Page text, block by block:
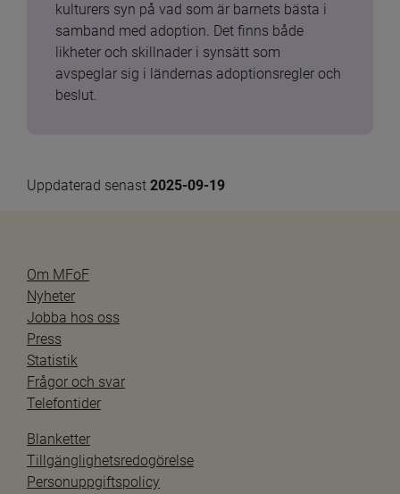
kulturers syn på vad som är barnets bästa i
samband med adoption. Det finns både
likheter och skillnader i synsätt som
avspeglar sig i ländernas adoptionsregler och
beslut.
Uppdaterad senast 2025-09-19
Om MFoF
Nyheter
Jobba hos oss
Press
Statistik
Frågor och svar
Telefontider
Blanketter
Tillgänglighetsredogörelse
Personuppgiftspolicy